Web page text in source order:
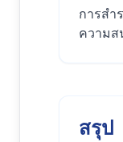
การสำ
ความ
สรุป